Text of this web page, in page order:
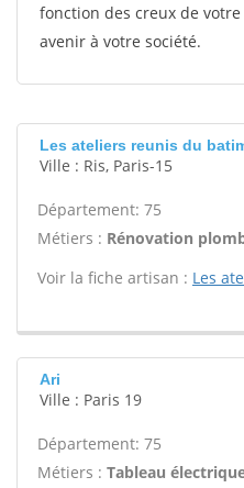
fonction des creux de
avenir à votre société.
Les ateliers reunis du
Ville : Ris, Paris-15
Département: 75
Métiers : Rénovation
Voir la fiche artisan : Les
Ari
Ville : Paris 19
Département: 75
Métiers : Tableau